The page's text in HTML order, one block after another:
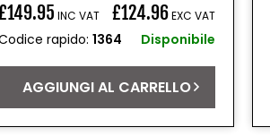
Prezzo
di
INC VAT £124.96EXC VAT
rapido:1364 Disponibile
AGGIUNGI AL CARRELLO